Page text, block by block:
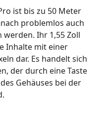
ist bis zu 50 Meter
problemlos auch
Ihr 1,55 Zoll
Inhalte mit einer
dar. Es handelt sich
der durch eine Taste
Gehäuses bei der